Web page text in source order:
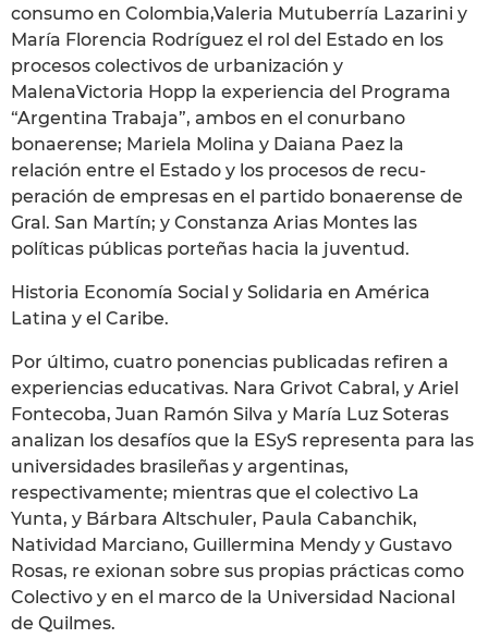
consumo en Colombia,Valeria Mutuberría Lazarini y
María Florencia Rodríguez el rol del Estado en los
procesos colectivos de urbanización y
MalenaVictoria Hopp la experiencia del Programa
“Argentina Trabaja”, ambos en el conurbano
bonaerense; Mariela Molina y Daiana Paez la
relación entre el Estado y los procesos de recu-
peración de empresas en el partido bonaerense de
Gral. San Martín; y Constanza Arias Montes las
políticas públicas porteñas hacia la juventud.
Historia Economía Social y Solidaria en América
Latina y el Caribe.
Por último, cuatro ponencias publicadas refiren a
experiencias educativas. Nara Grivot Cabral, y Ariel
Fontecoba, Juan Ramón Silva y María Luz Soteras
analizan los desafíos que la ESyS representa para las
universidades brasileñas y argentinas,
respectivamente; mientras que el colectivo La
Yunta, y Bárbara Altschuler, Paula Cabanchik,
Natividad Marciano, Guillermina Mendy y Gustavo
Rosas, re exionan sobre sus propias prácticas como
Colectivo y en el marco de la Universidad Nacional
de Quilmes.